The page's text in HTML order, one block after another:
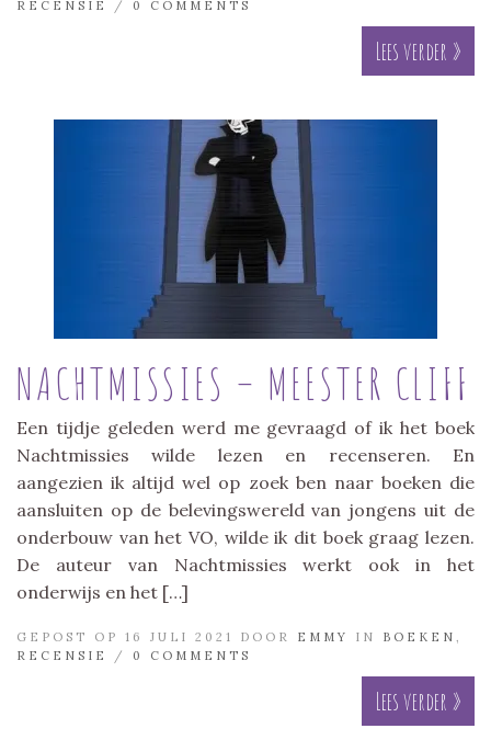
RECENSIE / 0 COMMENTS
Lees verder »
NACHTMISSIES – MEESTER CLIFF
Een tijdje geleden werd me gevraagd of ik het boek
Nachtmissies wilde lezen en recenseren. En
aangezien ik altijd wel op zoek ben naar boeken die
aansluiten op de belevingswereld van jongens uit de
onderbouw van het VO, wilde ik dit boek graag lezen.
De auteur van Nachtmissies werkt ook in het
onderwijs en het […]
GEPOST OP 16 JULI 2021 DOOR EMMY IN BOEKEN
RECENSIE
/ 0 COMMENTS
Lees verder »